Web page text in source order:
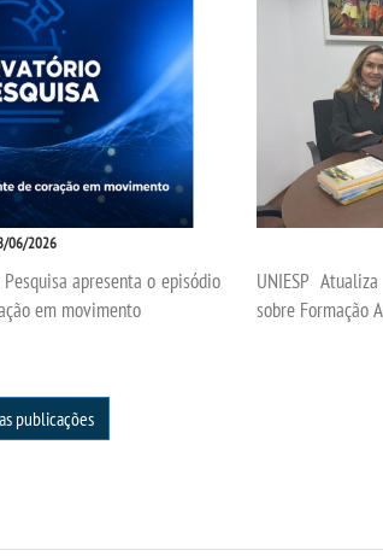
06/2026
apresenta o episódio
em movimento
UNIESP
sobre Formação
Ver Todas as publicações